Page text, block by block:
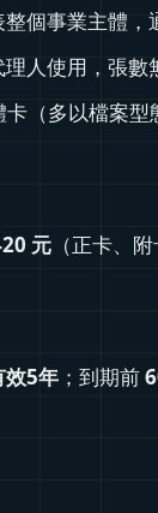
整個事業主體
理人使用，張數
（多以檔案型
元 （正卡、
效5年 ；到期前